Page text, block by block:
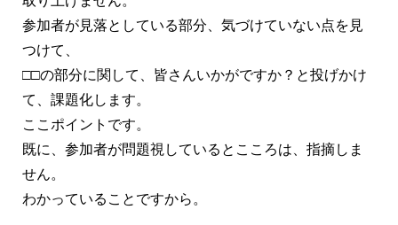
参加者が見落としている部分、気づけていない点を見
つけて、
□□の部分に関して、皆さんいかがですか？と投げかけ
て、課題化します。
ここポイントです。
既に、参加者が問題視しているとこころは、指摘しま
せん。
わかっていることですから。